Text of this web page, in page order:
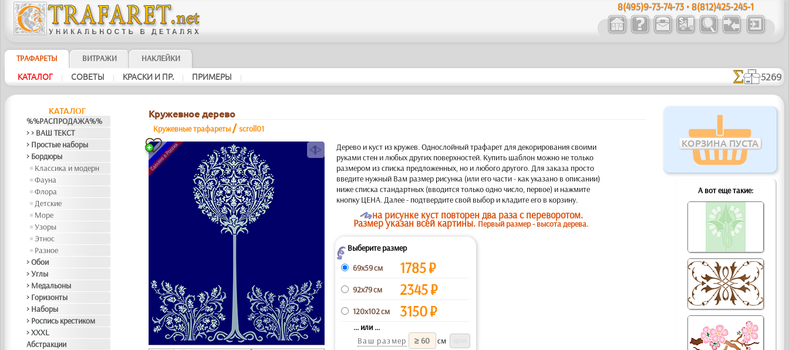
8(495)9-73-74-73 • 8(812)425-245-1
ТРАФАРЕТЫ ВИТРАЖИ НАКЛЕЙКИ
КАТАЛОГ | СОВЕТЫ | КРАСКИ И ПР. | ПРИМЕРЫ | 5269
КАТАЛОГ
%%РАСПРОДАЖА%%
> > ВАШ ТЕКСТ
> Простые наборы
> Бордюры
Классика и модерн
Фауна
Флора
Детские
Море
Узоры
Этнос
Разное
> Обои
> Углы
> Медальоны
> Горизонты
> Наборы
> Роспись крестиком
> XXXL
Абстракции
КОРЗИНА ПУСТА
А вот еще такие:
Кружевное дерево
Кружевные трафареты /scroll01
a
Дерево и куст из кружев. Однослойный трафарет для декорирования своими
руками стен и любых других поверхностей. Купить шаблон можно не только
размером из списка предложенных, но и любого другого. Для заказа просто
введите нужный Вам размер рисунка (или его части - как указано в описании)
ниже списка стандартных (вводится только одно число, первое) и нажмите
кнопку ЦЕНА. Далее - подтвердите свой выбор и кладите его в корзину.
Oна рисунке куст повторен два раза с переворотом.
Размер указан всей картины. Первый размер - высота дерева.
ZВыберите размер
69x59 см
1785₽
92x79 см 2345₽
120x102 см 3150₽
... или ...
Ваш размер
см